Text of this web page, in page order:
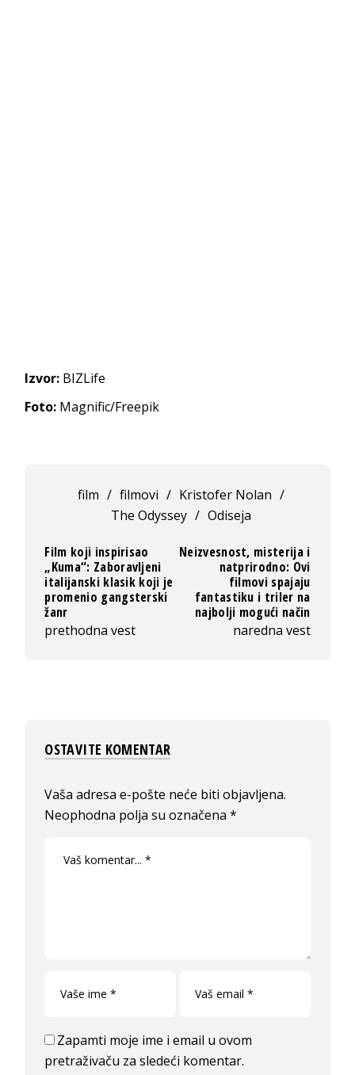
Izvor: BIZLife
Foto: Magnific/Freepik
film / filmovi / Kristofer Nolan /
The Odyssey / Odiseja
Film koji inspirisao
„Kuma“: Zaboravljeni
italijanski klasik koji je
promenio gangsterski
žanr
prethodna vest
Neizvesnost, misterija i
natprirodno: Ovi
filmovi spajaju
fantastiku i triler na
najbolji mogući način
naredna vest
OSTAVITE KOMENTAR
Vaša adresa e-pošte neće biti objavljena.
Neophodna polja su označena*
Zapamti moje ime i email u ovom
pretraživaču za sledeći komentar.